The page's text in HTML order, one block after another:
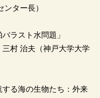
ター長）
水問題」
戸大学大学
生物たち：外来